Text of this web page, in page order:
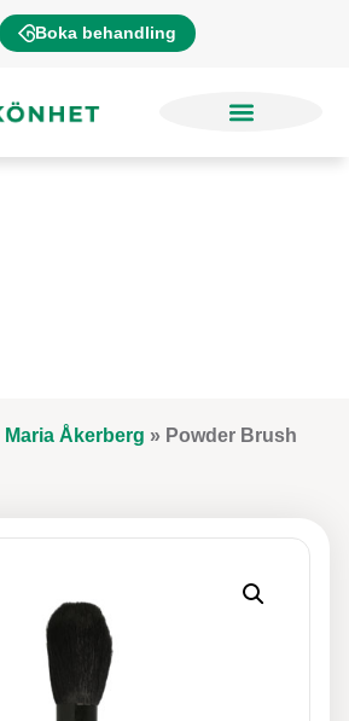
Boka behandling
Maria Åkerberg » Powder Brush